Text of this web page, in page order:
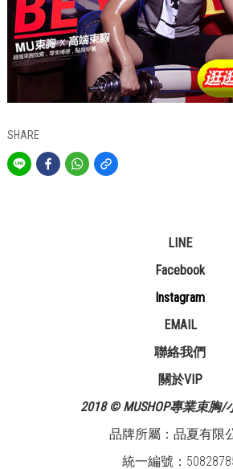
SHARE
LINE
Facebook
Instagram
EMAIL
聯絡我們
關於VIP
2018 © MUSHOP專業束胸
品牌所屬：品夏有限
統一編號：